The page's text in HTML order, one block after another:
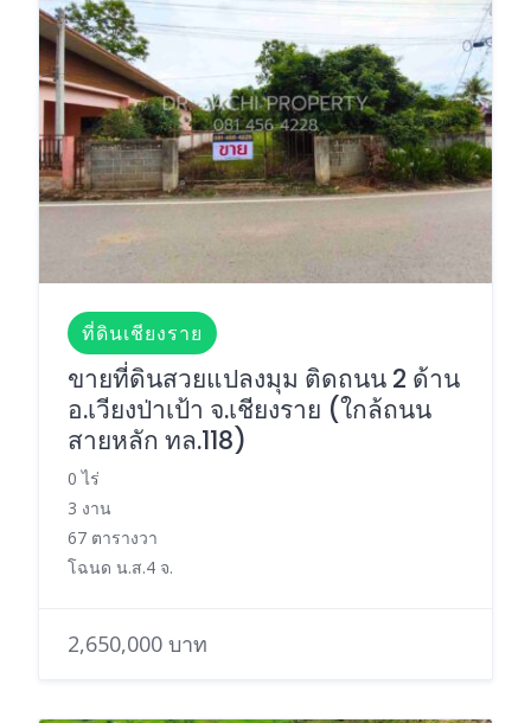
ที่ดินเชียงราย
ขายที่ดินสวยแปลงมุม ติดถนน 2 ด้าน
อ.เวียงป่าเป้า จ.เชียงราย (ใกล้ถนน
สายหลัก ทล.118)
0 ไร่
3 งาน
67 ตารางวา
โฉนด น.ส.4 จ.
2,650,000 บาท